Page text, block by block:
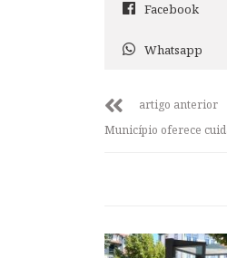
Facebook
Whatsapp
artigo anterior
Município oferece